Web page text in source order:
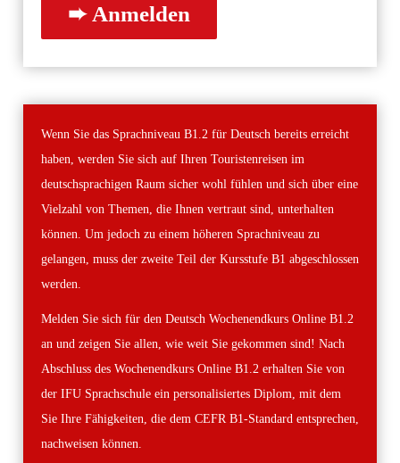
Wenn Sie das Sprachniveau B1.2 für Deutsch bereits erreicht
haben, werden Sie sich auf Ihren Touristenreisen im
deutschsprachigen Raum sicher wohl fühlen und sich über eine
Vielzahl von Themen, die Ihnen vertraut sind, unterhalten
können. Um jedoch zu einem höheren Sprachniveau zu
gelangen, muss der zweite Teil der Kursstufe B1 abgeschlossen
werden.
Melden Sie sich für den Deutsch Wochenendkurs Online B1.2
an und zeigen Sie allen, wie weit Sie gekommen sind! Nach
Abschluss des Wochenendkurs Online B1.2 erhalten Sie von
der IFU Sprachschule ein personalisiertes Diplom, mit dem
Sie Ihre Fähigkeiten, die dem CEFR B1-Standard entsprechen,
nachweisen können.